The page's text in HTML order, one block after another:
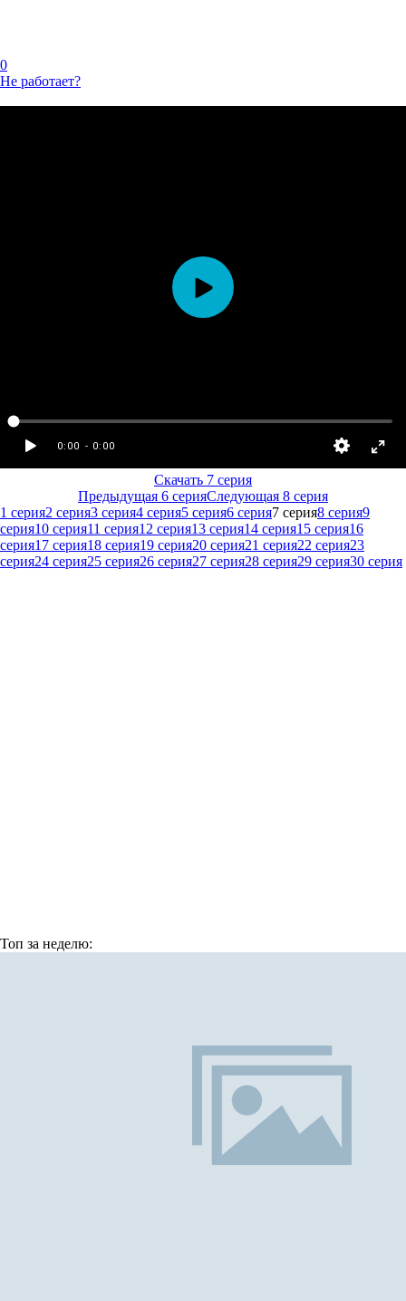
0
Не работает?
Скачать 7 серия
Предыдущая 6 серияСледующая 8 серия
1 серия2 серия3 серия4 серия5 серия6 серия7 серия8 серия9
серия10 серия11 серия12 серия13 серия14 серия15 серия16
серия17 серия18 серия19 серия20 серия21 серия22 серия23
серия24 серия25 серия26 серия27 серия28 серия29 серия30 серия
Топ за неделю: